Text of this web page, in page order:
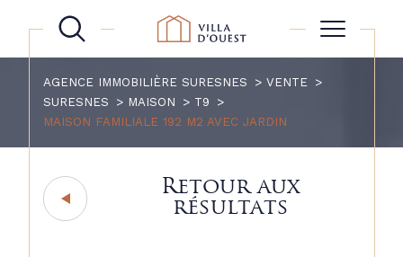
AGENCE IMMOBILIÈRE SURESNES
VENTE
SURESNES
MAISON
T9
MAISON FAMILIALE 192 M2 AVEC JARDIN
Retour aux
résultats